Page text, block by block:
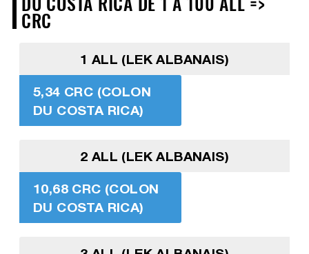
CRC
1 ALL (LEK ALBANAIS)
5,34 CRC (COLON
DU COSTA RICA)
2 ALL (LEK ALBANAIS)
10,68 CRC (COLON
DU COSTA RICA)